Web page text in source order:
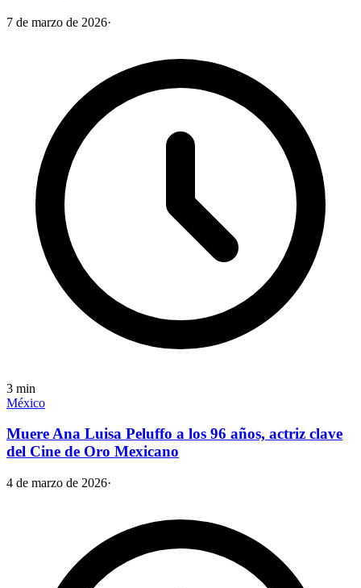
7 de marzo de 2026·
3 min
México
Muere Ana Luisa Peluffo a los 96 años, actriz clave
del Cine de Oro Mexicano
4 de marzo de 2026·